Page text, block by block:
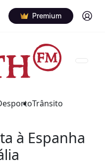
Premium Log in
Trânsito
à Espanha